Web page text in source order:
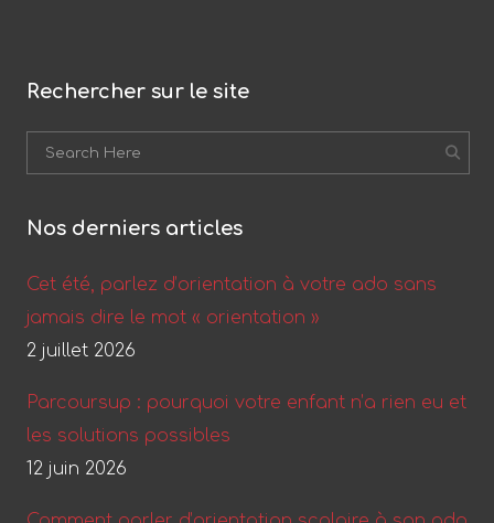
Rechercher sur le site
Nos derniers articles
Cet été, parlez d’orientation à votre ado sans
jamais dire le mot « orientation »
2 juillet 2026
Parcoursup : pourquoi votre enfant n’a rien eu et
les solutions possibles
12 juin 2026